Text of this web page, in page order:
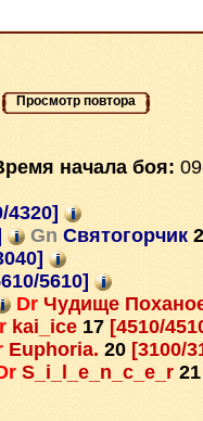
Просмотр повтора
начала боя:
4320]
Gn Святогорчик
5610]
Dr Чудище
kai_ice 17 [4510/
Euphoria. 20 [3100/
S_i_l_e_n_c_e_r 21